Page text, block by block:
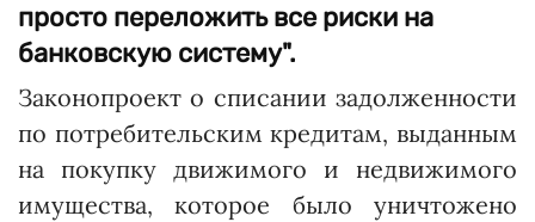
просто переложить все риски на
банковскую систему".
Законопроект о списании задолженности
по потребительским кредитам, выданным
на покупку движимого и недвижимого
имущества, которое было уничтожено